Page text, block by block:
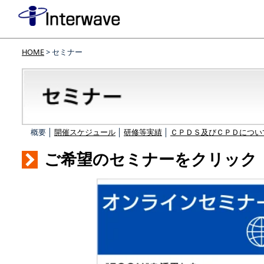
HOME> セミナー
概要 │ 開催スケジュール 研修等実績 ＣＰＤＳ及びＣＰＤにつ
ご希望のセミナーをクリック